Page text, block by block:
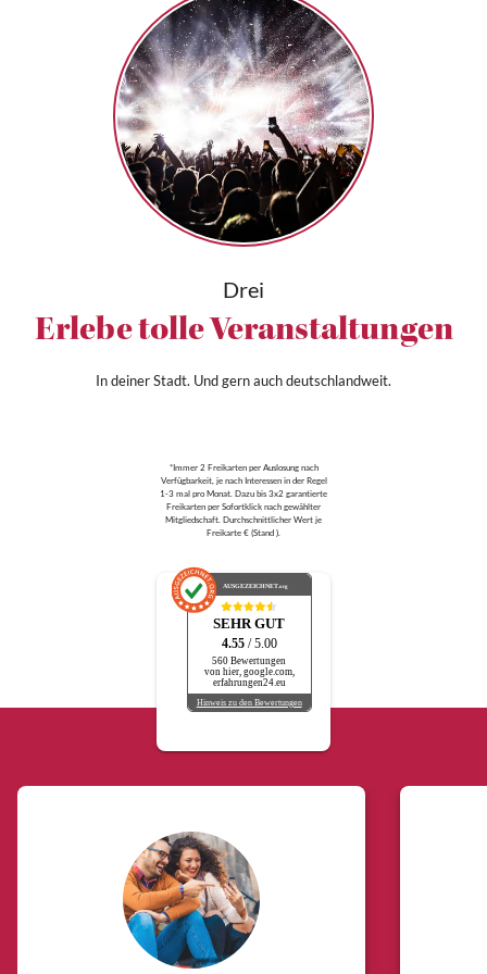
Drei
Erlebe tolle Veranstaltungen
In deiner Stadt. Und gern auch deutschlandweit.
*Immer 2 Freikarten per Auslosung nach
Verfügbarkeit, je nach Interessen in der Regel
1-3 mal pro Monat. Dazu bis 3x2 garantierte
Freikarten per Sofortklick nach gewählter
Mitgliedschaft. Durchschnittlicher Wert je
Freikarte € (Stand ).
AUSGEZEICHNET.org
SEHR GUT
4.55 / 5.00
560 Bewertungen
von hier, google.com,
erfahrungen24.eu
Hinweis zu den Bewertungen